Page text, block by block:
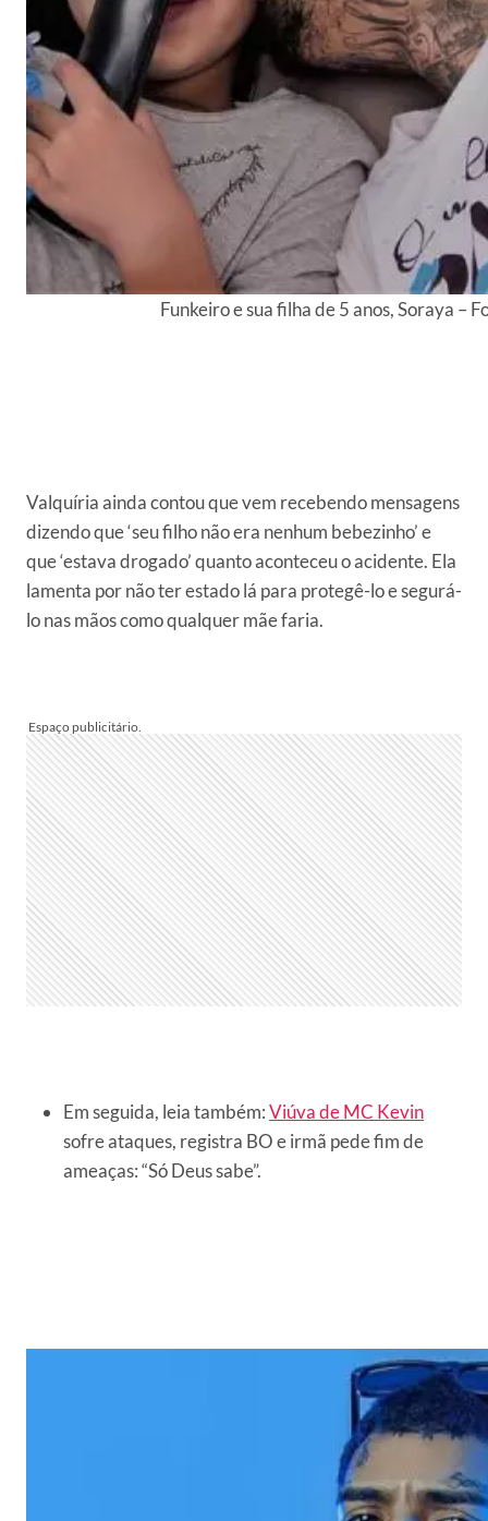
Funkeiro e sua filha de 5 anos, Soraya –
Valquíria ainda contou que vem recebendo mensagens
dizendo que ‘seu filho não era nenhum bebezinho’ e
que ‘estava drogado’ quanto aconteceu o acidente. Ela
lamenta por não ter estado lá para protegê-lo e segurá-
lo nas mãos como qualquer mãe faria.
Em seguida, leia também:Viúva de MC Kevin
sofre ataques, registra BO e irmã pede fim de
ameaças: “Só Deus sabe”.